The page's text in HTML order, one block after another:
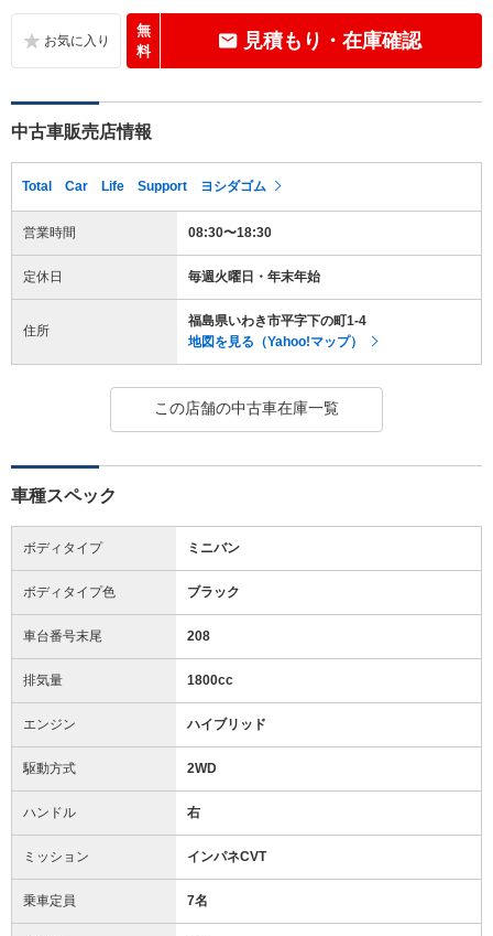
無
料
見積もり・在庫確認
中古車販売店情報
Total Car Life Support ヨシダゴム
営業時間 08:30〜18:30
定休日 毎週火曜日・年末年始
住所
福島県いわき市平字下の町1-4
地図を見る（Yahoo!マップ）
この店舗の中古車在庫一覧
車種スペック
ボディタイプ ミニバン
ボディタイプ色 ブラック
車台番号末尾 208
排気量 1800cc
エンジン ハイブリッド
駆動方式 2WD
ハンドル 右
ミッション インパネCVT
乗車定員 7名